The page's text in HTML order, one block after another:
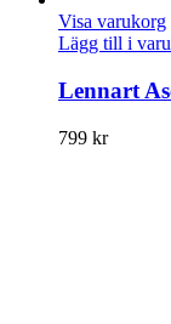
Visa varukorg
Lägg till i
Lennart
799 kr